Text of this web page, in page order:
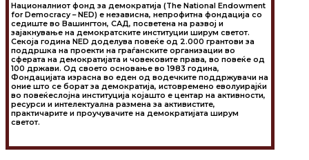
Националниот фонд за демократија (The National Endowment
for Democracy – NED) е независна, непрофитна фондација со
седиште во Вашингтон, САД, посветена на развој и
зајакнување на демократските институции ширум светот.
Секоја година NED доделува повеќе од 2.000 грантови за
поддршка на проекти на граѓанските организации во
сферата на демократијата и човековите права, во повеќе од
100 држави. Од своето основање во 1983 година,
Фондацијата израсна во еден од водечките поддржувачи на
оние што се борат за демократија, истовремено еволуирајќи
во повеќеслојна институција којашто е центар на активности,
ресурси и интелектуална размена за активистите,
практичарите и проучувачите на демократијата ширум
светот.